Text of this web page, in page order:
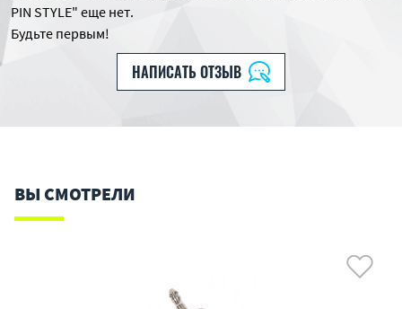
PIN STYLE" еще нет.
Будьте первым!
НАПИСАТЬ ОТЗЫВ
ВЫ СМОТРЕЛИ